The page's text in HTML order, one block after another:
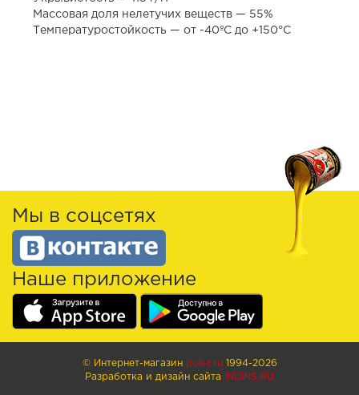
Массовая доля нелетучих веществ — 55%
Температуростойкость — от -40ºС до +150°С
Мы в соцсетях
Наше приложение
© Интернет-магазин poli-r.ru1994-2026
Разработка и дизайн сайта
INDINS.RU